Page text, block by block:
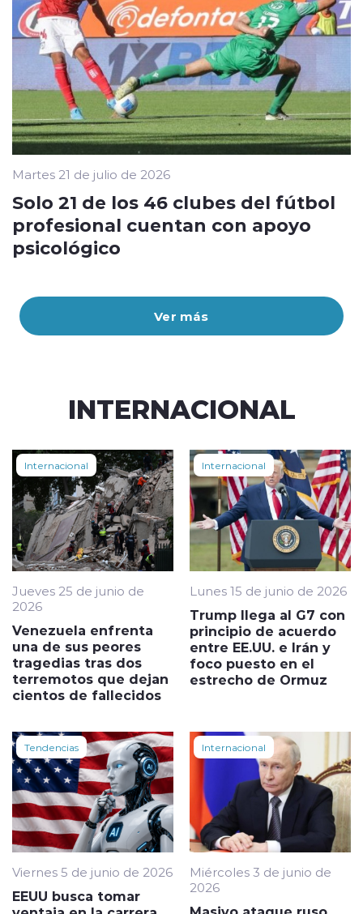
Ver más
Martes 21 de julio de 2026
Solo 21 de los 46 clubes del fútbol
profesional cuentan con apoyo
psicológico
INTERNACIONAL
Internacional
Jueves 25 de junio de
2026
Venezuela enfrenta
una de sus peores
tragedias tras dos
terremotos que dejan
cientos de fallecidos
Internacional
Lunes 15 de junio de 2026
Trump llega al G7 con
principio de acuerdo
entre EE.UU. e Irán y
foco puesto en el
estrecho de Ormuz
Tendencias
Viernes 5 de junio de 2026
EEUU busca tomar
Internacional
Miércoles 3 de junio de
2026